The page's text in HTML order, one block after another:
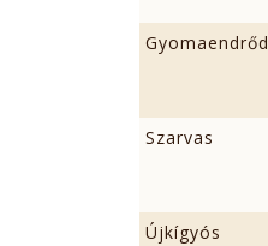
Gyomaendrőd
Szarvas
Újkígyós